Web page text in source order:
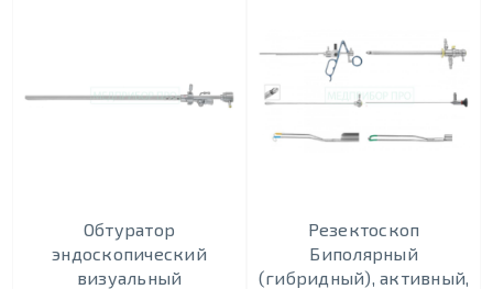
Обтуратор
эндоскопический
визуальный
Резектоскоп
Биполярный
(гибридный), активный,